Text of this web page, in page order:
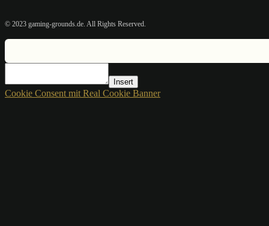
© 2023 gaming-grounds.de. All Rights Reserved.
Insert
Cookie Consent mit Real Cookie Banner